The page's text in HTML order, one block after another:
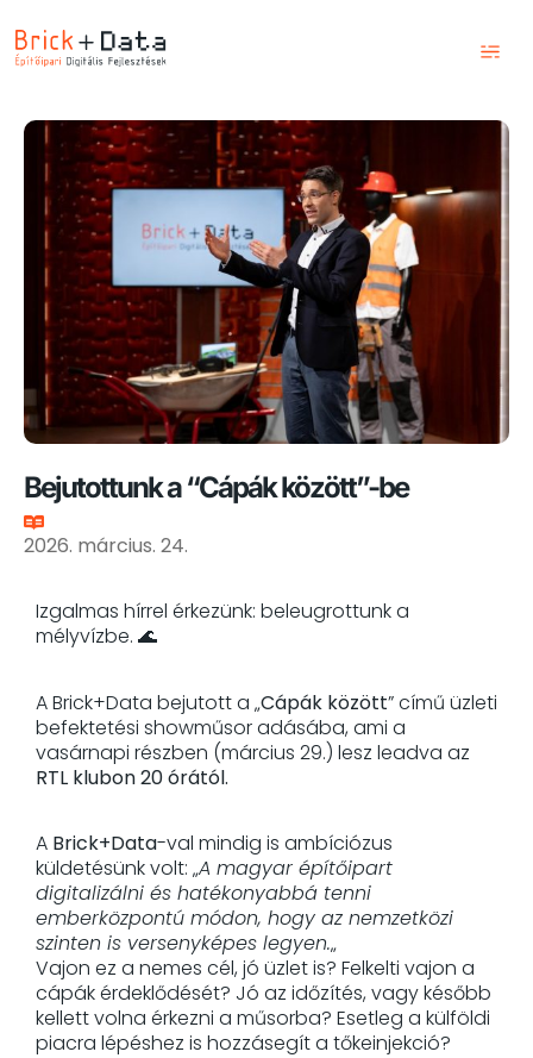
Szolgáltatások
Képzések
Blog
Csapatunk
Kapcsolat
Bejutottunk a “Cápák között”-be
2026. március. 24.
Izgalmas hírrel érkezünk: beleugrottunk a
mélyvízbe. 🌊
A Brick+Data bejutott a „Cápák között” című üzleti
befektetési showműsor adásába, ami a
vasárnapi részben (március 29.) lesz leadva az
RTL klubon 20 órától.
A Brick+Data-val mindig is ambíciózus
küldetésünk volt: „A magyar építőipart
digitalizálni és hatékonyabbá tenni
emberközpontú módon, hogy az nemzetközi
szinten is versenyképes legyen.„
Vajon ez a nemes cél, jó üzlet is? Felkelti vajon a
cápák érdeklődését? Jó az időzítés, vagy később
kellett volna érkezni a műsorba? Esetleg a külföldi
piacra lépéshez is hozzásegít a tőkeinjekció?